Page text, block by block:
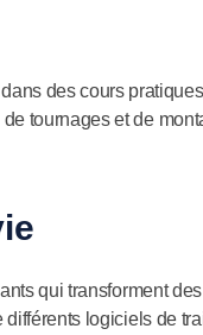
des cours
tournages et de
qui transforment
logiciels de